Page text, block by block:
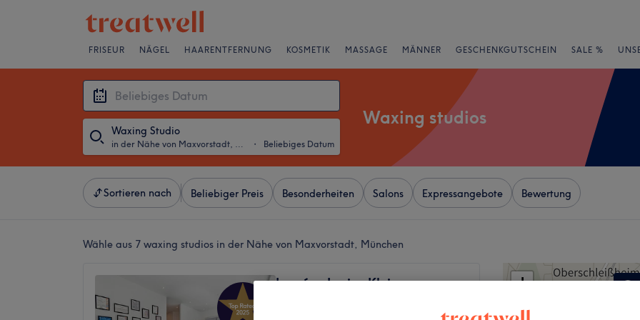
FRISEUR NÄGEL HAARENTFERNUNG KOSMETIK MASSAGE MÄNNER GESCHENKGUTSCHEIN SALE %
Waxing Studio
in der Nähe von Maxvorstadt, München ・ Beliebiges Datum
Waxing studios
Sortieren nach Beliebiger Preis Besonderheiten Salons Expressangebote Bewertung
Wähle aus 7 waxing studios in der Nähe von Maxvorstadt, München
Lara´s - Larisa Klein
+